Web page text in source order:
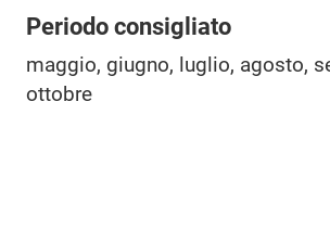
Periodo consigliato
maggio, giugno, luglio, agosto,
ottobre